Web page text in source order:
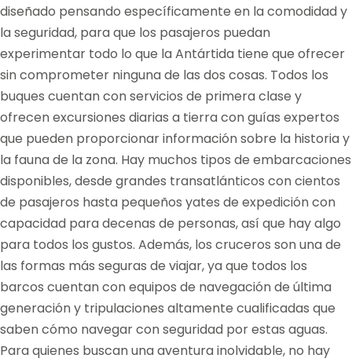
diseñado pensando específicamente en la comodidad y
la seguridad, para que los pasajeros puedan
experimentar todo lo que la Antártida tiene que ofrecer
sin comprometer ninguna de las dos cosas. Todos los
buques cuentan con servicios de primera clase y
ofrecen excursiones diarias a tierra con guías expertos
que pueden proporcionar información sobre la historia y
la fauna de la zona. Hay muchos tipos de embarcaciones
disponibles, desde grandes transatlánticos con cientos
de pasajeros hasta pequeños yates de expedición con
capacidad para decenas de personas, así que hay algo
para todos los gustos. Además, los cruceros son una de
las formas más seguras de viajar, ya que todos los
barcos cuentan con equipos de navegación de última
generación y tripulaciones altamente cualificadas que
saben cómo navegar con seguridad por estas aguas.
Para quienes buscan una aventura inolvidable, no hay